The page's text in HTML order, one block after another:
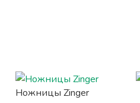
Ножницы Zinger